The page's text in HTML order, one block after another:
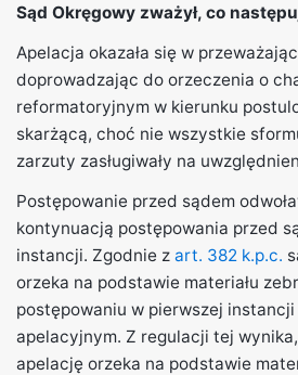
Sąd Okręgowy zważył, co
Apelacja okazała się w
doprowadzając do orzeczenia o
reformatoryjnym w kierunku
skarżącą, choć nie wszystkie
zarzuty zasługiwały na
Postępowanie przed sądem
kontynuacją postępowania przed
instancji. Zgodnie z art. 382 k.p.c.
orzeka na podstawie materiału
postępowaniu w pierwszej
apelacyjnym. Z regulacji tej
apelację orzeka na podstawie